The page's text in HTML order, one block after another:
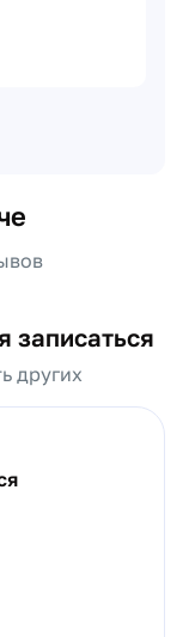
записаться
других